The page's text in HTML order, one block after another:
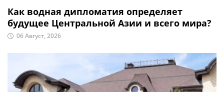
Как водная дипломатия определяет
будущее Центральной Азии и всего мира?
06 Август, 2026